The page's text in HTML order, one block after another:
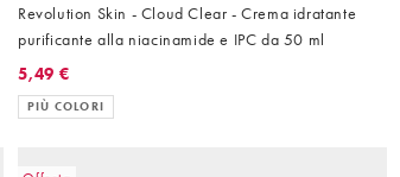
Revolution Skin - Cloud Clear - Crema idratante
purificante alla niacinamide e IPC da 50 ml
5,49 €
PIÙ COLORI